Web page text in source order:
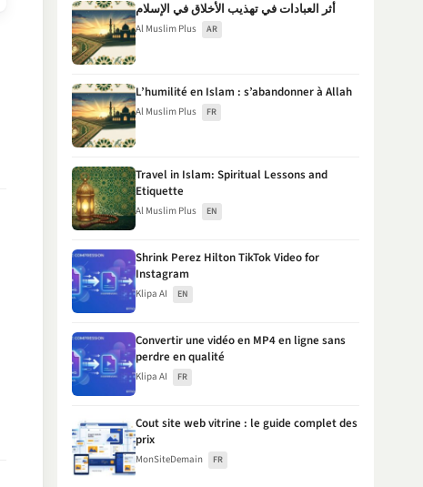
أثر العبادات في تهذيب الأخلاق في الإسلام
Al Muslim Plus AR
L’humilité en Islam : s’abandonner à Allah
Al Muslim Plus FR
Travel in Islam: Spiritual Lessons and
Etiquette
Al Muslim Plus EN
Shrink Perez Hilton TikTok Video for
Instagram
Klipa AI EN
Convertir une vidéo en MP4 en ligne sans
perdre en qualité
Klipa AI FR
Cout site web vitrine : le guide complet des
prix
MonSiteDemain FR